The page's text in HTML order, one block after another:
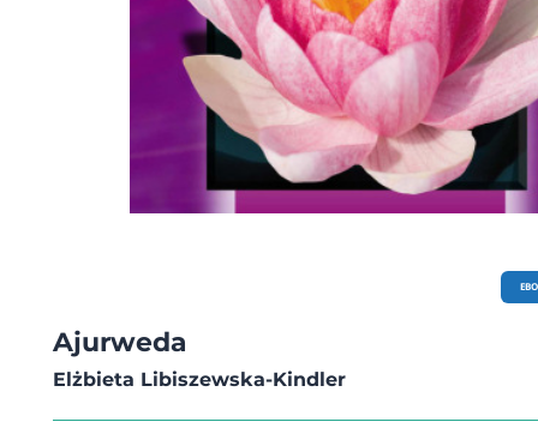
Ajurweda
Elżbieta Libiszewska-Kindler